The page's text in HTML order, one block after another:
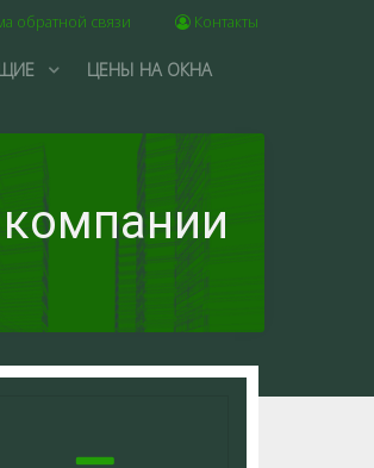
обратной связи Контакты
ЦЕНЫ НА ОКНА